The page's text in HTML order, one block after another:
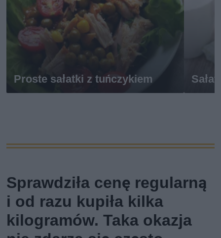
Proste sałatki z tuńczykiem
Sprawdziła cenę regularną
i od razu kupiła kilka
kilogramów. Taka okazja